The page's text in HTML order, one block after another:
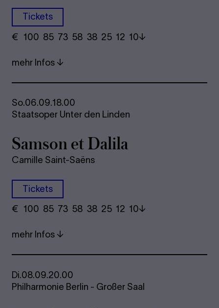
Tickets
€ ​ 100 85 73​ 58 38 25​ 12 10
mehr Infos
So.06.09.18.00
Staatsoper Unter den Linden
Sam­son et Da­li­la
Camille Saint-Saëns
Tickets
€ ​ 100 85 73​ 58 38 25​ 12 10
mehr Infos
Di.08.09.20.00
Philharmonie Berlin - Großer Saal